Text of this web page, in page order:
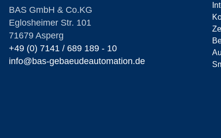
BAS GmbH & Co.KG
Eglosheimer Str. 101
71679 Asperg
+49 (0) 7141 / 689 189 - 10
info@bas-gebaeudeautomation.de